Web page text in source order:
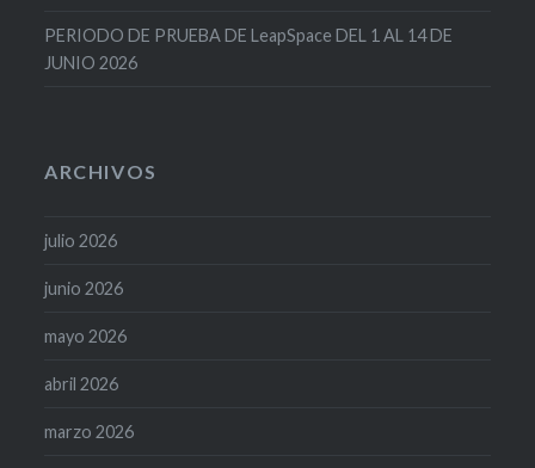
PERIODO DE PRUEBA DE LeapSpace DEL 1 AL 14 DE
JUNIO 2026
ARCHIVOS
julio 2026
junio 2026
mayo 2026
abril 2026
marzo 2026